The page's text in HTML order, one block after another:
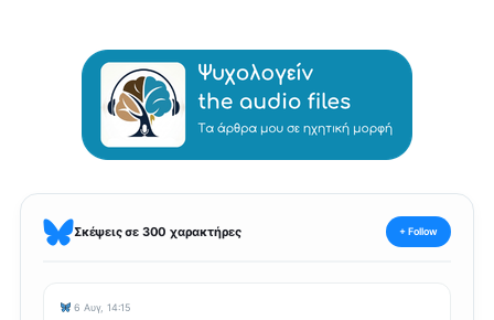
Σκέψεις σε 300 χαρακτήρες + Follow
6 Αυγ, 14:15